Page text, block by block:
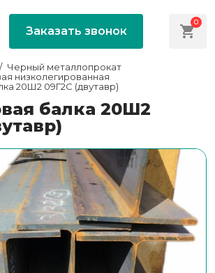
Заказать звонок
0
Черный металлопрокат
низколегированная
20Ш2 09Г2С (двутавр)
балка 20Ш2